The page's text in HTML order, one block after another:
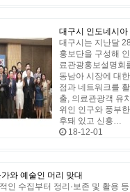
대구시 인도네시
대구시는 지난달
홍보단을 구성해
료관광홍보설명회
동남아 시장에 대
점과 네트워크를
출, 의료관광객 유
위인 인구와 풍부
후돼 있고 신흥…
18-12-01
와 예술인 머리 맞대
인 수집부터 정리·보존 및 활용